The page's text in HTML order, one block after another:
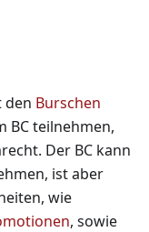
den Burschen
BC teilnehmen,
Der BC kann
ist aber
wie
, sowie